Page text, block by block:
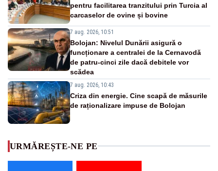
pentru facilitarea tranzitului prin Turcia al
carcaselor de ovine și bovine
7 aug. 2026, 10:51
Bolojan: Nivelul Dunării asigură o
funcționare a centralei de la Cernavodă
de patru-cinci zile dacă debitele vor
scădea
7 aug. 2026, 10:43
Criza din energie. Cine scapă de măsurile
de raționalizare impuse de Bolojan
URMĂREȘTE-NE PE